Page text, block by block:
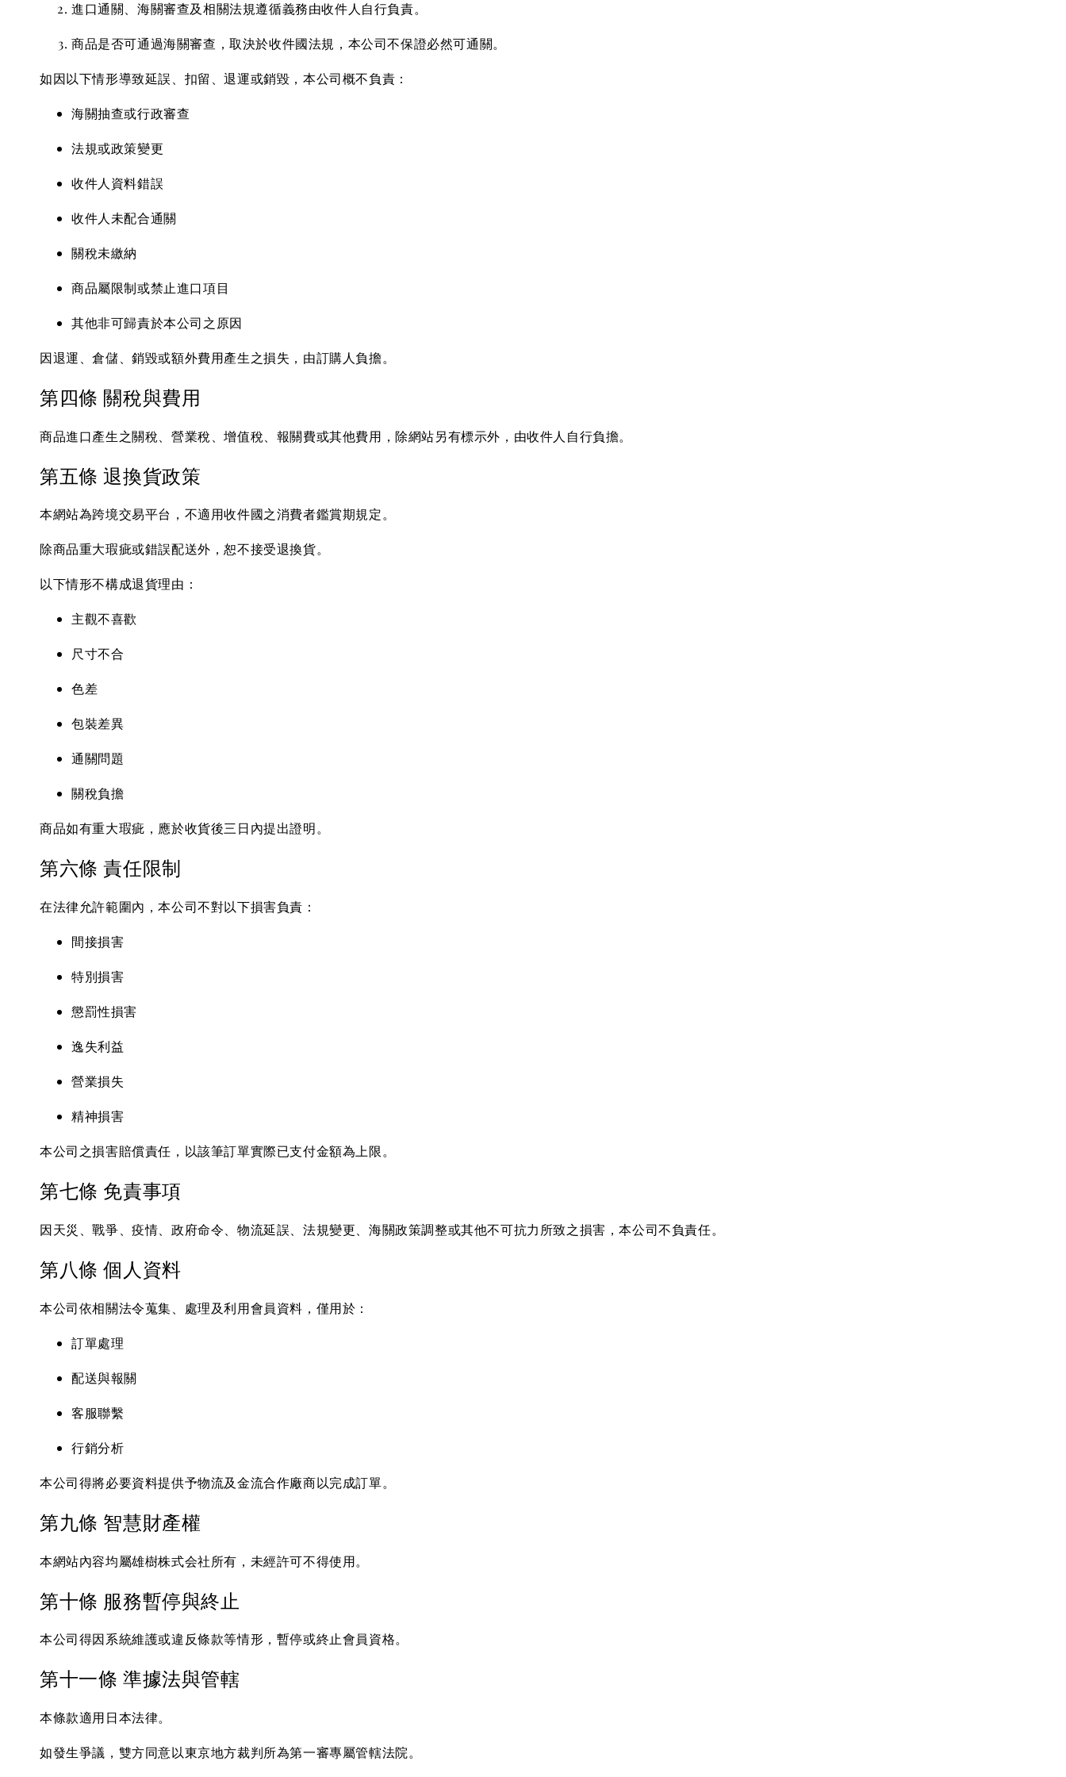
進口通關、海關審查及相關法規遵循義務由收件人自行負責。
商品是否可通過海關審查，取決於收件國法規，本公司不保證必然可通關。
如因以下情形導致延誤、扣留、退運或銷毀，本公司概不負責：
海關抽查或行政審查
法規或政策變更
收件人資料錯誤
收件人未配合通關
關稅未繳納
商品屬限制或禁止進口項目
其他非可歸責於本公司之原因
因退運、倉儲、銷毀或額外費用產生之損失，由訂購人負擔。
第四條 關稅與費用
商品進口產生之關稅、營業稅、增值稅、報關費或其他費用，除網站另有標示外，由收件人自行負擔。
第五條 退換貨政策
本網站為跨境交易平台，不適用收件國之消費者鑑賞期規定。
除商品重大瑕疵或錯誤配送外，恕不接受退換貨。
以下情形不構成退貨理由：
主觀不喜歡
尺寸不合
色差
包裝差異
通關問題
關稅負擔
商品如有重大瑕疵，應於收貨後三日內提出證明。
第六條 責任限制
在法律允許範圍內，本公司不對以下損害負責：
間接損害
特別損害
懲罰性損害
逸失利益
營業損失
精神損害
本公司之損害賠償責任，以該筆訂單實際已支付金額為上限。
第七條 免責事項
因天災、戰爭、疫情、政府命令、物流延誤、法規變更、海關政策調整或其他不可抗力所致之損害，本公司不負責任。
第八條 個人資料
本公司依相關法令蒐集、處理及利用會員資料，僅用於：
訂單處理
配送與報關
客服聯繫
行銷分析
本公司得將必要資料提供予物流及金流合作廠商以完成訂單。
第九條 智慧財產權
本網站內容均屬雄樹株式会社所有，未經許可不得使用。
第十條 服務暫停與終止
本公司得因系統維護或違反條款等情形，暫停或終止會員資格。
第十一條 準據法與管轄
本條款適用日本法律。
如發生爭議，雙方同意以東京地方裁判所為第一審專屬管轄法院。